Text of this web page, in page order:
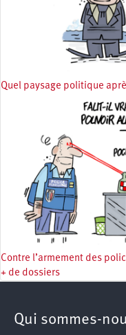
Quel paysage politique
Contre l’armement des
+ de dossiers
Qui sommes-